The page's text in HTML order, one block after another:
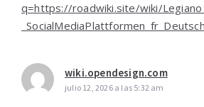
q=https://roadwiki.site/wiki/
wiki.opendesign.com
julio 12, 2026 a las 5:32 am